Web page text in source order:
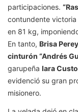
participaciones.
contundente
en 81 kg,
En tanto, Brisa
cinturón “Andrés
garupeña Iara
evidenció su gran
misionero.